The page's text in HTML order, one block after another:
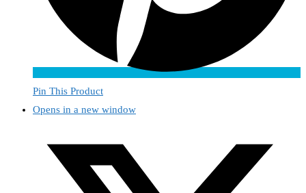
Pin This Product
Opens in a new window